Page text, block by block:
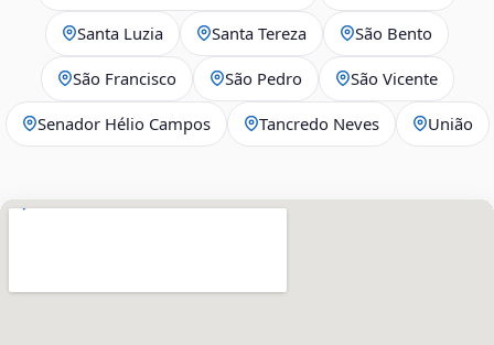
Santa Luzia Santa Tereza São Bento
São Francisco São Pedro São Vicente
Senador Hélio Campos Tancredo Neves União